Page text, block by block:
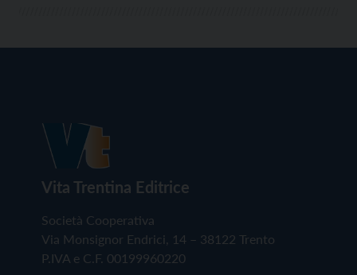
Vita Trentina Editrice
Società Cooperativa
Via Monsignor Endrici, 14 – 38122 Trento
P.IVA e C.F. 00199960220